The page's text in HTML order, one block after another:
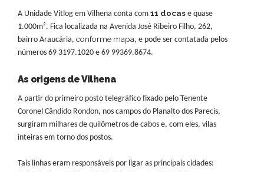
A Unidade Vitlog em Vilhena conta com 11 docas e quase
1.000m². Fica localizada na Avenida José Ribeiro Filho, 262,
bairro Araucária, conforme mapa, e pode ser contatada pelos
números 69 3197.1020 e 69 99369.8674.
As origens de Vilhena
A partir do primeiro posto telegráfico fixado pelo Tenente
Coronel Cândido Rondon, nos campos do Planalto dos Parecis,
surgiram milhares de quilômetros de cabos e, com eles, vilas
inteiras em torno dos postos.
Tais linhas eram responsáveis por ligar as principais cidades: